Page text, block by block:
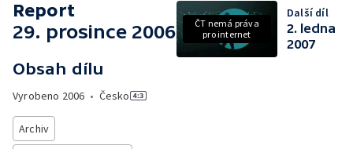
Report
29. prosince 2006
Obsah dílu
Vyrobeno 2006 • Česko
Archiv
ČT nemá práva
pro internet
Další díl
2. ledna
2007